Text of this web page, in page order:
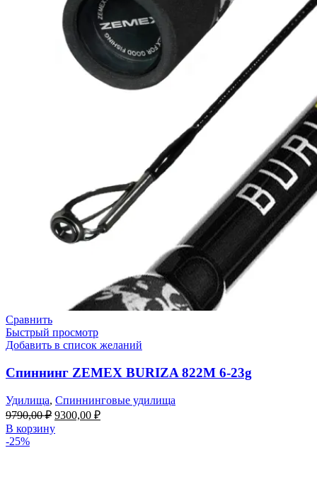
Сравнить
Быстрый просмотр
Добавить в список желаний
Спиннинг ZEMEX BURIZA 822M 6-23g
Удилища, Спиннинговые удилища
9790,00₽ Первоначальная
цена
составляла
9300,00 ₽Текущая
В корзину
-25%